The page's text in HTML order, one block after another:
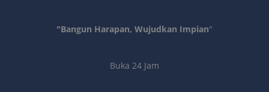
"Bangun Harapan, Wujudkan Impian"
Buka 24 Jam